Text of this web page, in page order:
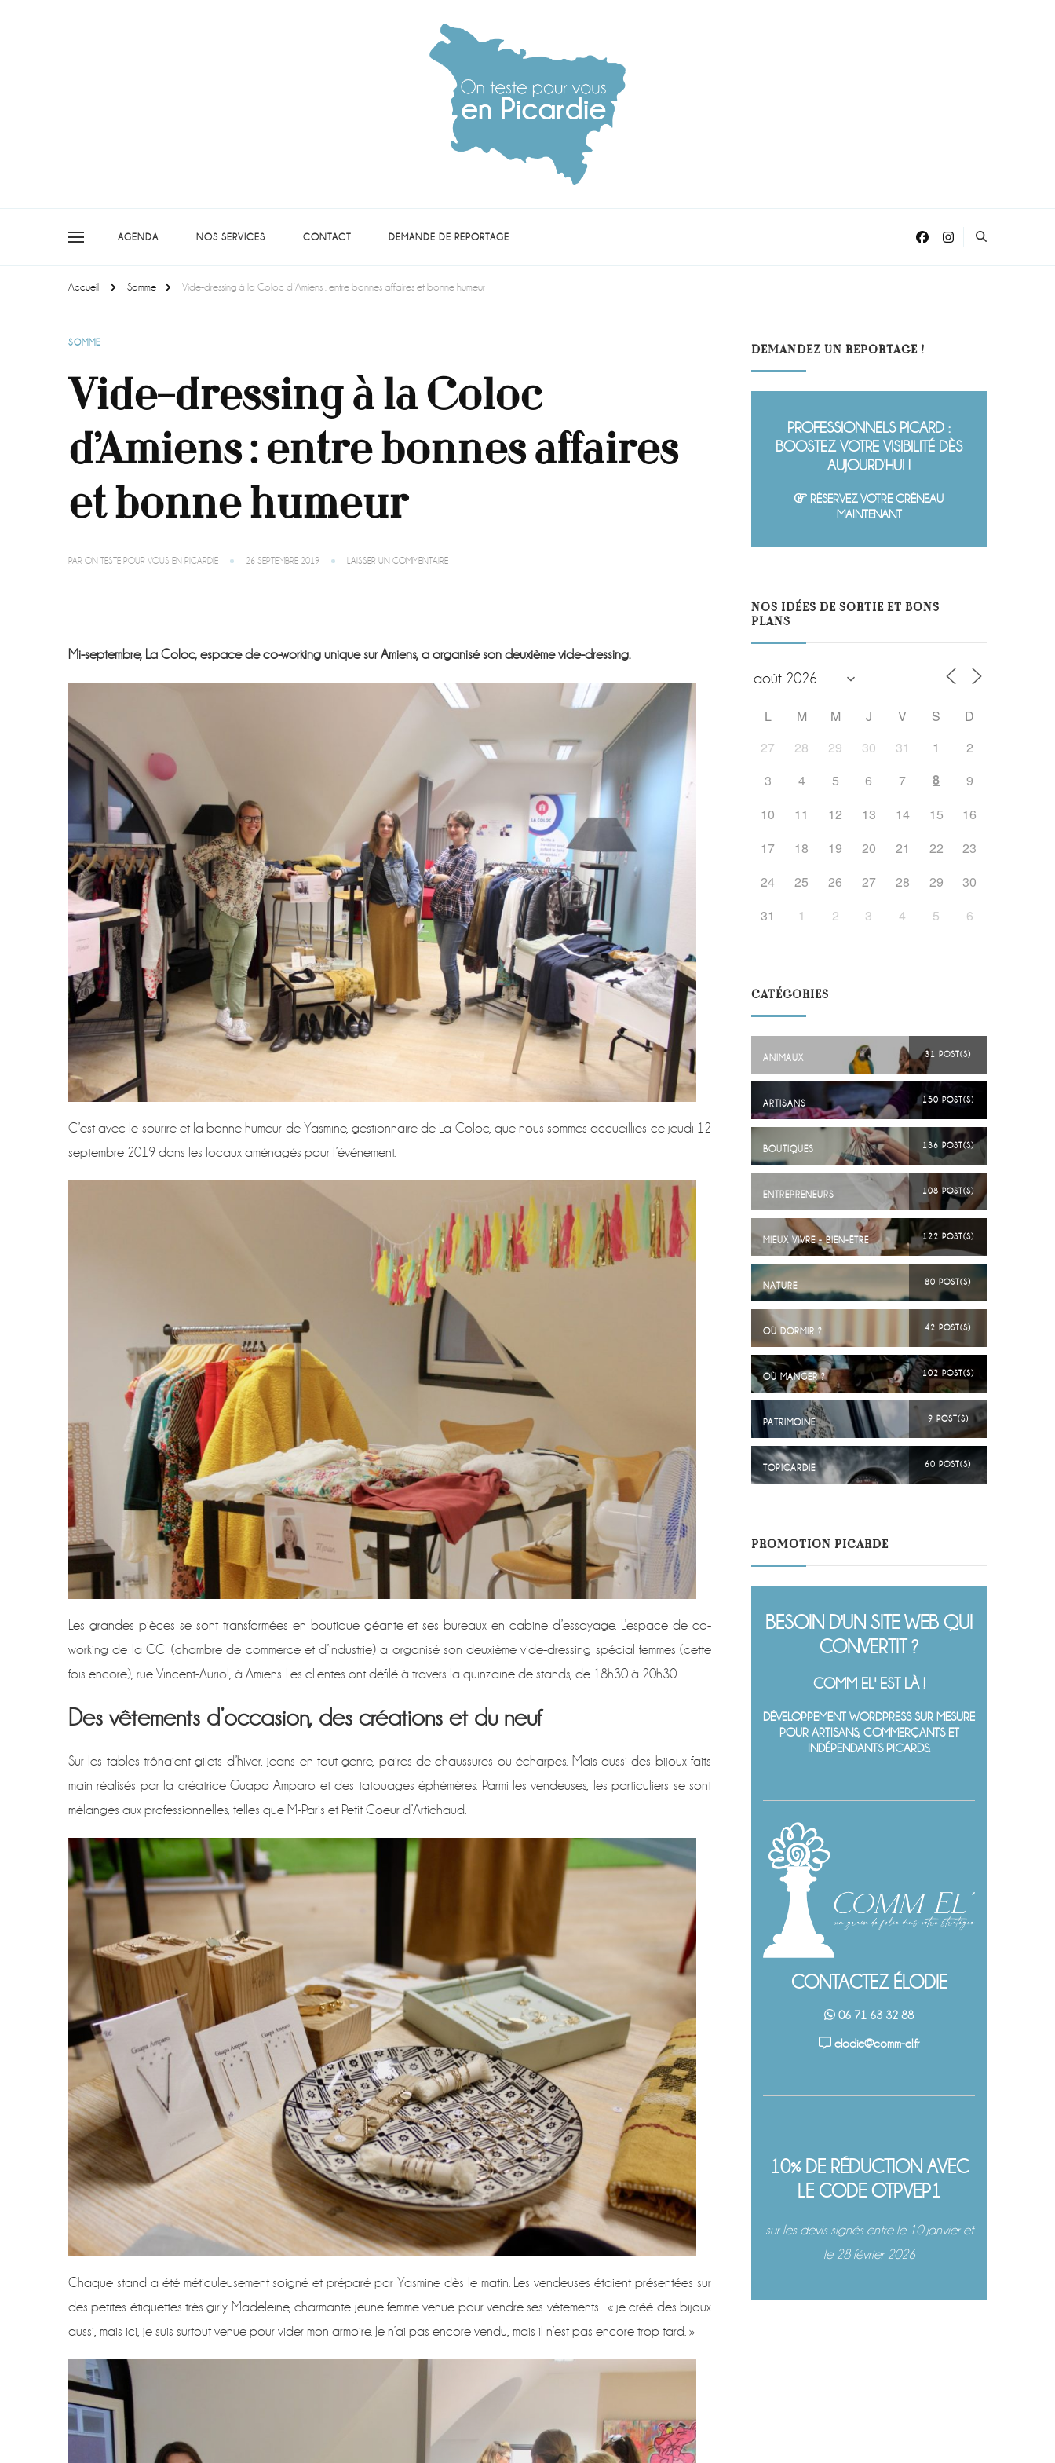
AGENDA NOS SERVICES CONTACT DEMANDE DE REPORTAGE
Accueil Somme Vide-dressing à la Coloc d’Amiens : entre bonnes affaires et bonne humeur
SOMME
Vide-dressing à la Coloc
d’Amiens : entre bonnes affaires
et bonne humeur
PAR ON TESTE POUR VOUS EN PICARDIE 26 SEPTEMBRE 2019 LAISSER UN COMMENTAIRESUR
:
BONNES
AFFAIRES
ET
Mi-septembre, La Coloc, espace de co-working unique sur Amiens, a organisé son deuxième vide-dressing.
C’est avec le sourire et la bonne humeur de Yasmine, gestionnaire de La Coloc, que nous sommes accueillies ce jeudi 12
septembre 2019 dans les locaux aménagés pour l’événement.
Les grandes pièces se sont transformées en boutique géante et ses bureaux en cabine d’essayage. L’espace de co-
working de la CCI (chambre de commerce et d’industrie) a organisé son deuxième vide-dressing spécial femmes (cette
fois encore), rue Vincent-Auriol, à Amiens. Les clientes ont défilé à travers la quinzaine de stands, de 18h30 à 20h30.
Des vêtements d’occasion, des créations et du neuf
Sur les tables trônaient gilets d’hiver, jeans en tout genre, paires de chaussures ou écharpes. Mais aussi des bijoux faits
main réalisés par la créatrice Guapo Amparo et des tatouages éphémères. Parmi les vendeuses, les particuliers se sont
mélangés aux professionnelles, telles que M-Paris et Petit Coeur d’Artichaud.
Chaque stand a été méticuleusement soigné et préparé par Yasmine dès le matin. Les vendeuses étaient présentées sur
des petites étiquettes très girly. Madeleine, charmante jeune femme venue pour vendre ses vêtements : « je créé des bijoux
aussi, mais ici, je suis surtout venue pour vider mon armoire. Je n’ai pas encore vendu, mais il n’est pas encore trop tard. »
DEMANDEZ UN REPORTAGE !
PROFESSIONNELS PICARD :
BOOSTEZ VOTRE VISIBILITÉ DÈS
AUJOURD'HUI !
RÉSERVEZ VOTRE CRÉNEAU
MAINTENANT
NOS IDÉES DE SORTIE ET BONS
PLANS
L M M J V S
D
27
28 29 30 31 1
2
3
4 5 6 7 8
9
10
11 12 13 14 15
16
17
18 19 20 21 22
23
24
25 26 27 28 29
30
31
1 2 3 4 5 6
CATÉGORIES
ANIMAUX 31 POST(S)
ARTISANS 150 POST(S)
BOUTIQUES 136 POST(S)
ENTREPRENEURS 108 POST(S)
MIEUX VIVRE - BIEN-ÊTRE 122 POST(S)
NATURE 80 POST(S)
OÙ DORMIR ? 42 POST(S)
OÙ MANGER ? 102 POST(S)
PATRIMOINE 9 POST(S)
TOPICARDIE 60 POST(S)
PROMOTION PICARDE
BESOIN D'UN SITE WEB QUI
CONVERTIT ?
COMM EL' EST LÀ !
DÉVELOPPEMENT WORDPRESS SUR MESURE
POUR ARTISANS, COMMERÇANTS ET
INDÉPENDANTS PICARDS.
CONTACTEZ ÉLODIE
06 71 63 32 88
elodie@comm-el.fr
10% DE RÉDUCTION AVEC
LE CODE OTPVEP1
sur les devis signés entre le 10 janvier et
le 28 février 2026